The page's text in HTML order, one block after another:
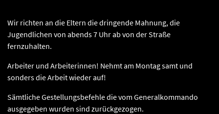
Wir richten an die Eltern die dringende Mahnung, die
Jugendlichen von abends 7 Uhr ab von der Straße
fernzuhalten.
Arbeiter und Arbeiterinnen! Nehmt am Montag samt und
sonders die Arbeit wieder auf!
Sämtliche Gestellungsbefehle die vom Generalkommando
ausgegeben wurden sind zurückgezogen.